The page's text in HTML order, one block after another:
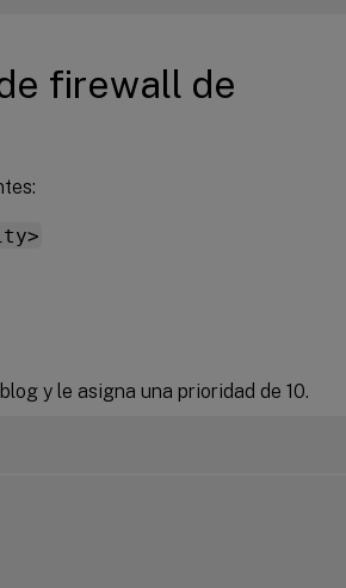
firewall de
y le asigna una prioridad de 10.